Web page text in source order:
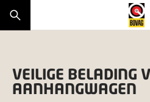
VEILIGE BELADING
AANHANGWAGEN